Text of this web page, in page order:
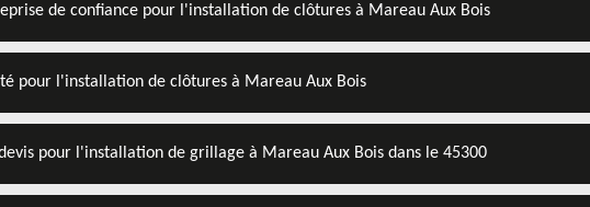
de confiance pour l'installation de clôtures à Mareau Aux Bois
pour l'installation de clôtures à Mareau Aux Bois
pour l'installation de grillage à Mareau Aux Bois dans le 45300